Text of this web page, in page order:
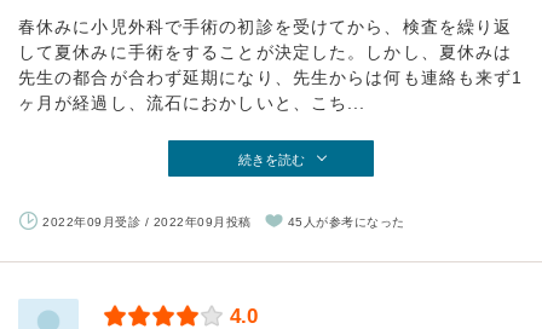
春休みに小児外科で手術の初診を受けてから、検査を繰り返
して夏休みに手術をすることが決定した。しかし、夏休みは
先生の都合が合わず延期になり、先生からは何も連絡も来ず1
ヶ月が経過し、流石におかしいと、こち...
続きを読む
2022年09月受診 / 2022年09月投稿 45人が参考になった
4.0